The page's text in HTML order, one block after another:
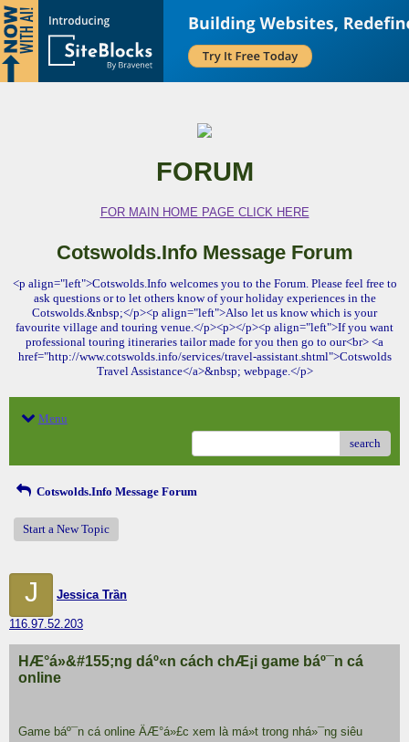
FORUM
FOR MAIN HOME PAGE CLICK HERE
Cotswolds.Info Message Forum
<p align="left">Cotswolds.Info welcomes you to the Forum. Please feel free to
ask questions or to let others know of your holiday experiences in the
Cotswolds.&nbsp;</p><p align="left">Also let us know which is your
favourite village and touring venue.</p><p></p><p align="left">If you want
professional touring itineraries tailor made for you then go to our<br> <a
href="http://www.cotswolds.info/services/travel-assistant.shtml">Cotswolds
Travel Assistance</a>&nbsp; webpage.</p>
Menu
search
Cotswolds.Info Message Forum
Start a New Topic
J Jessica Trần
116.97.52.203
HÆ°á»&#155;ng dáº«n cách chÆ¡i game báº¯n cá
online
Game báº¯n cá online ÄÆ°á»£c xem là má»t trong nhá»¯ng siêu